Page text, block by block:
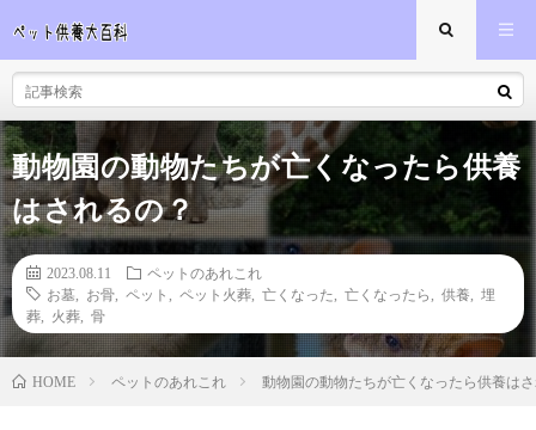
動物園の動物たちが亡くなったら供養
はされるの？
2023.08.11
ペットのあれこれ
お墓
お骨 ペット ペット火葬 亡くなった 亡くなったら 供養
埋
葬
火葬 骨
HOME ペットのあれこれ 動物園の動物たちが亡くなったら供養は